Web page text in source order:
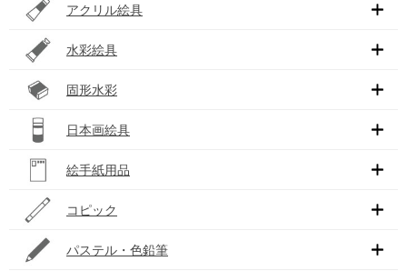
アクリル絵具
水彩絵具
固形水彩
日本画絵具
絵手紙用品
コピック
パステル・色鉛筆